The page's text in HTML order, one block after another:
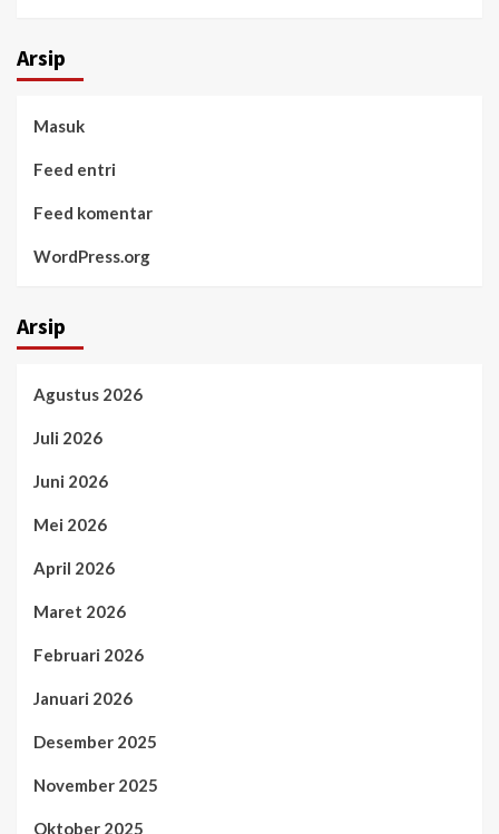
Arsip
Masuk
Feed entri
Feed komentar
WordPress.org
Arsip
Agustus 2026
Juli 2026
Juni 2026
Mei 2026
April 2026
Maret 2026
Februari 2026
Januari 2026
Desember 2025
November 2025
Oktober 2025